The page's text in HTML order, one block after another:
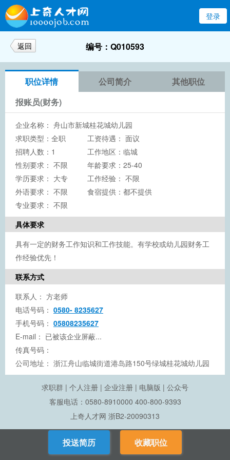
登录
返回 编号：Q010593
职位详情 公司简介
其他职位
报账员(财务)
企业名称： 舟山市新城桂花城幼儿园
求职类型：全职
工资待遇： 面议
招聘人数：1
工作地区：临城
性别要求： 不限
年龄要求：25-40
学历要求： 大专
工作经验： 不限
外语要求： 不限
食宿提供：都不提供
专业要求： 不限
具体要求
具有一定的财务工作知识和工作技能。有学校或幼儿园财务工
作经验优先！
联系方式
联系人： 方老师
电话号码： 0580- 8235627
手机号码： 05808235627
E-mail： 已被该企业屏蔽...
传真号码：
公司地址： 浙江舟山临城街道港岛路150号绿城桂花城幼儿园
投送简历 收藏职位
求职群 | 个人注册 | 企业注册 | 电脑版 | 公众号
客服电话：0580-8910000 400-800-9393
上奇人才网 浙B2-20090313